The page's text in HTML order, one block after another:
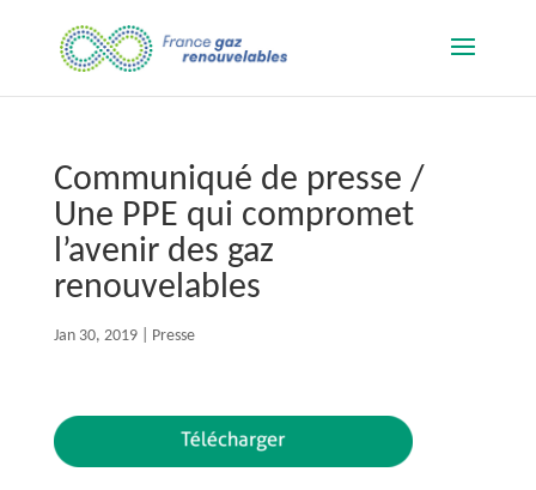
Communiqué de presse /
Une PPE qui compromet
l’avenir des gaz
renouvelables
Jan 30, 2019| Presse